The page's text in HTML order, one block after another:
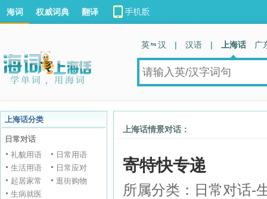
海词 权威词典 翻译
英 汉 | 汉语 | 上海话 广
上海话分类
日常对话
礼貌用语
日常用语
生活用语
日常应对
起居家常
逛街购物
生病就医
上海话情景对话：
寄特快专递
所属分类：日常对话-